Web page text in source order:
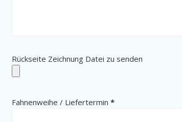
Rückseite Zeichnung Datei zu senden
Fahnenweihe / Liefertermin(erforderlich)
*